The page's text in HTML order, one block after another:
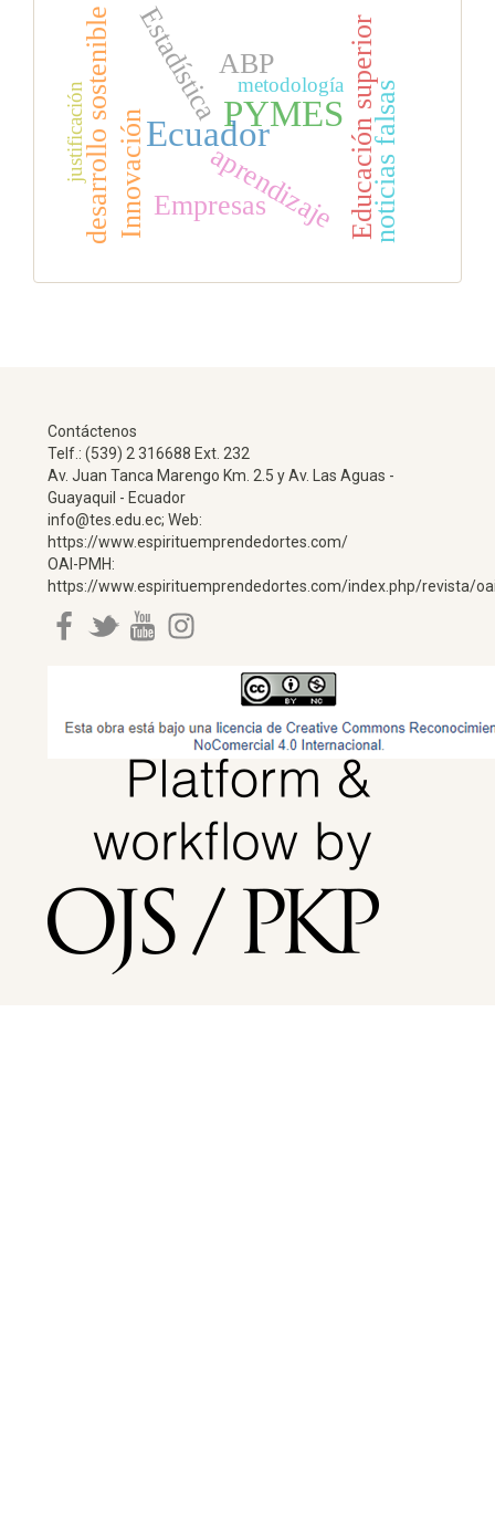
PYMES
Ecuador
Innovación
ABP
desarrollo sostenible Educación superior
Estadística
aprendizaje
Empresas noticias falsas
metodología
justificación
Contáctenos
Telf.: (539) 2 316688 Ext. 232
Av. Juan Tanca Marengo Km. 2.5 y Av. Las Aguas -
Guayaquil - Ecuador
info@tes.edu.ec; Web:
https://www.espirituemprendedortes.com/
OAI-PMH:
https://www.espirituemprendedortes.com/index.php/revista/